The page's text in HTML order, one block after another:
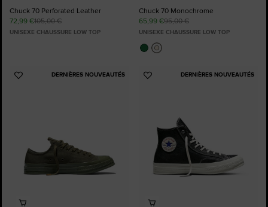
Chuck 70 Perforated Leather
72,99 €105,00 €
UNISEXE CHAUSSURE LOW TOP
Chuck 70 Monochrome
65,99 €95,00 €
UNISEXE CHAUSSURE LOW TOP
DERNIÈRES NOUVEAUTÉS
Ajouter
DERNIÈRES NOUVEAUTÉS
Ajouter